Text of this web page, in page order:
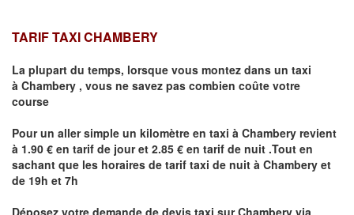
TARIF TAXI CHAMBERY
La plupart du temps, lorsque vous montez dans un taxi
à Chambery , vous ne savez pas combien coûte votre
course
Pour un aller simple un kilomètre en taxi à Chambery revient
à 1.90 € en tarif de jour et 2.85 € en tarif de nuit .Tout en
sachant que les horaires de tarif taxi de nuit à Chambery et
de 19h et 7h
Déposez votre demande de devis taxi surChambery via